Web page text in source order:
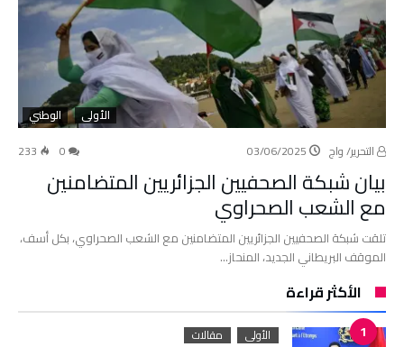
الأولى
الوطني
التحرير/ واج
03/06/2025
233
بيان شبكة الصحفيين الجزائريين المتضامنين
مع الشعب الصحراوي
تلقت شبكة الصحفيين الجزائريين المتضامنين مع الشعب الصحراوي، بكل أسف،
الموقف البريطاني الجديد، المنحاز…
الأكثر قراءة
الأولى مقالات